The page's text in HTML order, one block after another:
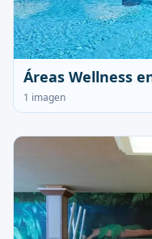
Áreas Wellness
1 imagen